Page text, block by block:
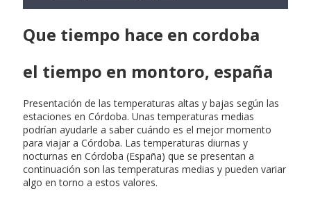
Que tiempo hace en cordoba
el tiempo en montoro, españa
Presentación de las temperaturas altas y bajas según las
estaciones en Córdoba. Unas temperaturas medias
podrían ayudarle a saber cuándo es el mejor momento
para viajar a Córdoba. Las temperaturas diurnas y
nocturnas en Córdoba (España) que se presentan a
continuación son las temperaturas medias y pueden variar
algo en torno a estos valores.